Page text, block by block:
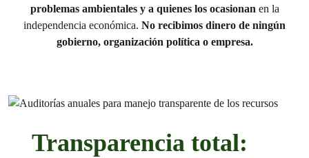
problemas ambientales y a quienes los ocasionanen la
independencia económica. No recibimos dinero de ningún
gobierno, organización política o empresa.
Transparencia total: